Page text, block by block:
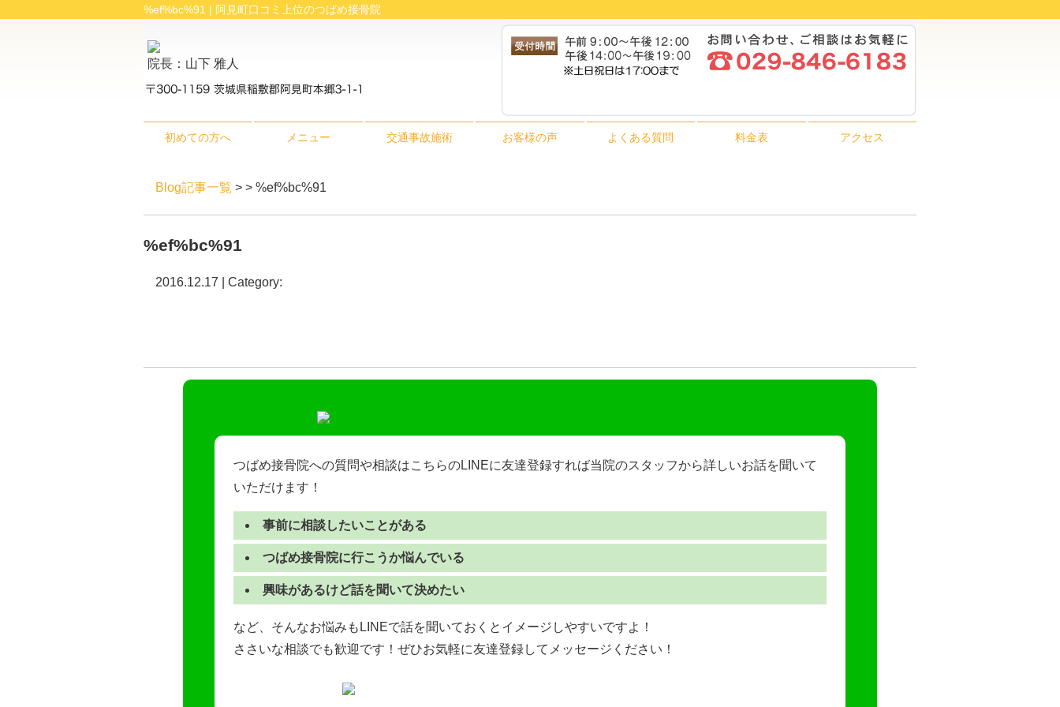
%ef%bc%91 | 阿見町口コミ上位のつばめ接骨院
院長：山下 雅人
初めての方へ メニュー 交通事故施術 お客様の声 よくある質問 料金表 アクセス
Blog記事一覧 > > %ef%bc%91
%ef%bc%91
2016.12.17 | Category:
つばめ接骨院への質問や相談はこちらのLINEに友達登録すれば当院のスタッフから詳しいお話を聞いて
いただけます！
事前に相談したいことがある
つばめ接骨院に行こうか悩んでいる
興味があるけど話を聞いて決めたい
など、そんなお悩みもLINEで話を聞いておくとイメージしやすいですよ！
ささいな相談でも歓迎です！ぜひお気軽に友達登録してメッセージください！